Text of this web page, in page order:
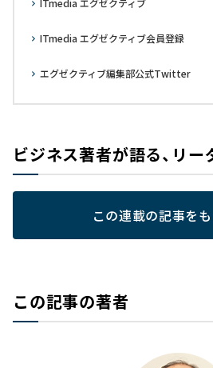
ITmedia エグゼクティブ
ITmedia エグゼクティブ会員登録
エグゼクティブ編集部公式Twitter
ビジネス著者が語る、リ
この連載の記事を
この記事の著者